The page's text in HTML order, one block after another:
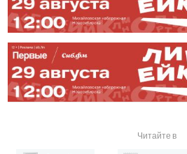
Читайте в